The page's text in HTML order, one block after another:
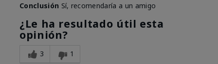
Conclusión Sí, recomendaría a un amigo
¿Le ha resultado útil esta
opinión?
3 1